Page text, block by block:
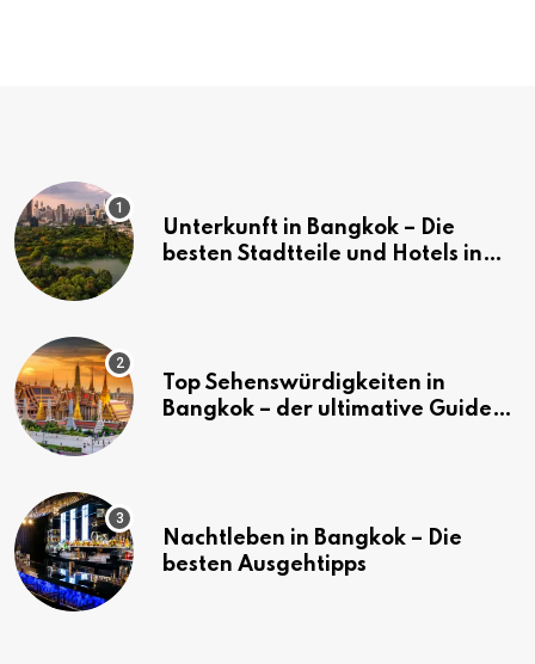
Unterkunft in Bangkok – Die
besten Stadtteile und Hotels in
Top Sehenswürdigkeiten in
Bangkok – der ultimative Guide
Nachtleben in Bangkok – Die
besten Ausgehtipps